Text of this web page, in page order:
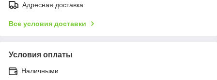
Адресная доставка
Все условия доставки
Условия оплаты
Наличными